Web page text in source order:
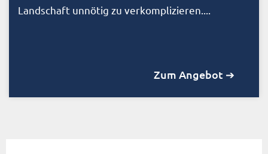
Landschaft unnötig zu verkomplizieren....
Zum Angebot ➔